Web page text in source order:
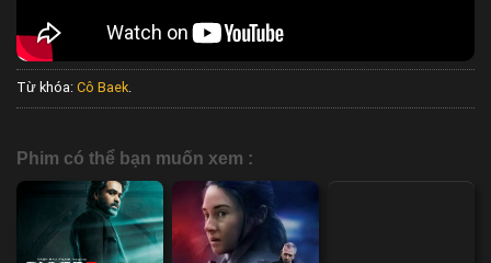
Từ khóa: Cô Baek.
Phim có thể bạn muốn xem :